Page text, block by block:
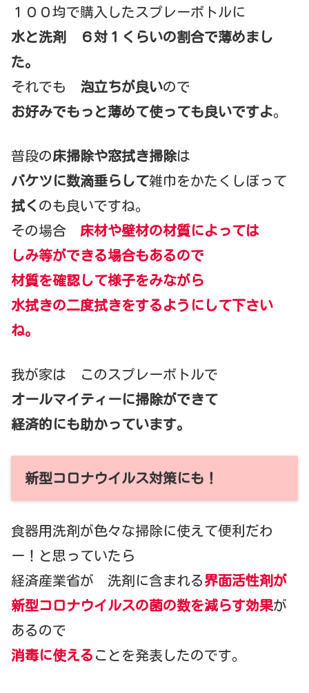
１００均で購入したスプレーボトルに
水と洗剤 ６対１くらいの割合で薄めまし
た。
それでも 泡立ちが良いので
お好みでもっと薄めて使っても良いですよ。
普段の床掃除や窓拭き掃除は
バケツに数滴垂らして雑巾をかたくしぼって
拭く のも良いですね。
その場合 床材や壁材の材質によっては
しみ等ができる場合もあるので
材質を確認して様子をみながら
水拭きの二度拭きをするようにして下さい
ね。
我が家は このスプレーボトルで
オールマイティーに掃除ができて
経済的にも助かっています。
新型コロナウイルス対策にも！
食器用洗剤が色々な掃除に使えて便利だわ
ー！と思っていたら
経済産業省が 洗剤に含まれる 界面活性剤が
新型コロナウイルスの菌の数を減らす効果が
あるので
消毒に使える ことを発表したのです。